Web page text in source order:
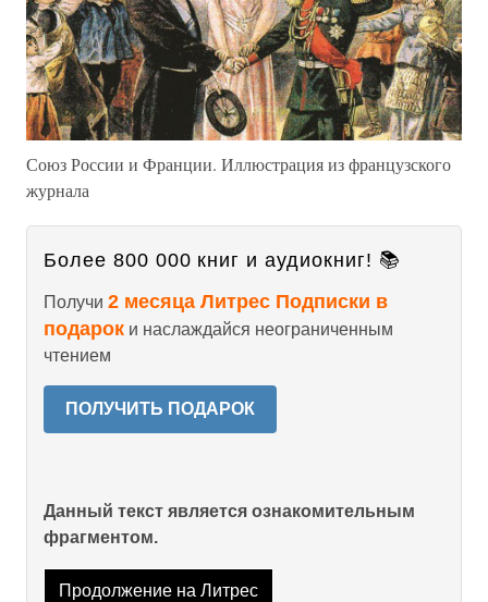
Союз России и Франции. Иллюстрация из французского
журнала
Более 800 000 книг и аудиокниг! 📚
Получи 2 месяца Литрес Подписки в
подарок и наслаждайся неограниченным
чтением
ПОЛУЧИТЬ ПОДАРОК
Данный текст является ознакомительным
фрагментом.
Продолжение на Литрес